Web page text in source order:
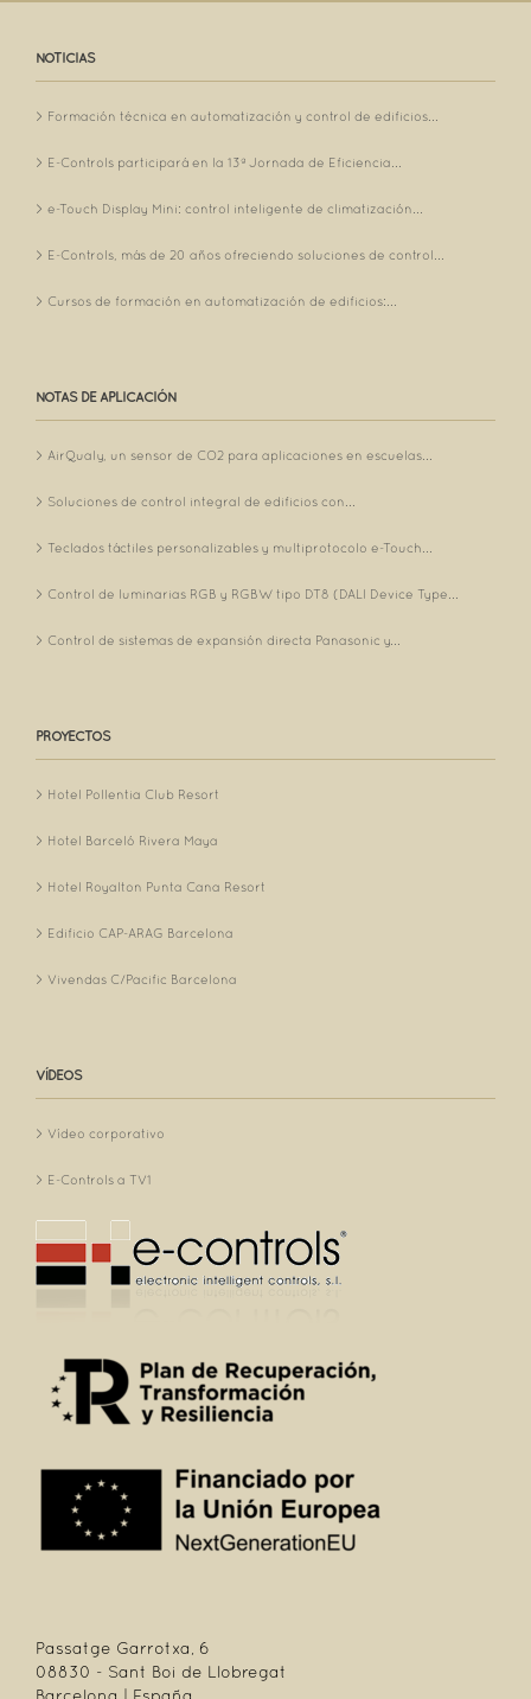
NOTICIAS
Formación técnica en automatización y control de edificios...
E-Controls participará en la 13ª Jornada de Eficiencia...
e-Touch Display Mini: control inteligente de climatización...
E-Controls, más de 20 años ofreciendo soluciones de control...
Cursos de formación en automatización de edificios:...
NOTAS DE APLICACIÓN
AirQualy, un sensor de CO2 para aplicaciones en escuelas...
Soluciones de control integral de edificios con...
Teclados táctiles personalizables y multiprotocolo e-Touch...
Control de luminarias RGB y RGBW tipo DT8 (DALI Device Type...
Control de sistemas de expansión directa Panasonic y...
PROYECTOS
Hotel Pollentia Club Resort
Hotel Barceló Rivera Maya
Hotel Royalton Punta Cana Resort
Edificio CAP-ARAG Barcelona
Vivendas C/Pacific Barcelona
VÍDEOS
Vídeo corporativo
E-Controls a TV1
Passatge Garrotxa, 6
08830 - Sant Boi de Llobregat